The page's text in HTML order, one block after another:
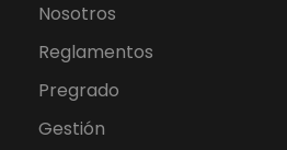
Nosotros
Reglamentos
Pregrado
Gestión